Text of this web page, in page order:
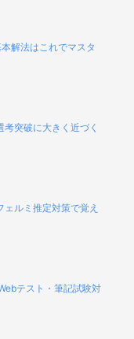
解法はこれでマスタ
考突破に大きく近づく
ルミ推定対策で覚え
テスト・筆記試験対